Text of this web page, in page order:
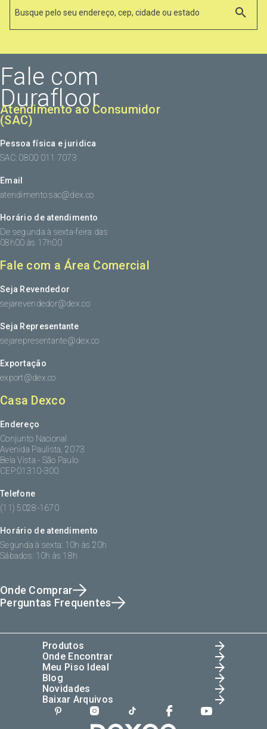
Fale com
Durafloor
Atendimento ao Consumidor
(SAC)
Pessoa física e juridica
SAC: 0800 011 7073
Email
atendimento.sac@dex.co
Horário de atendimento
De segunda à sexta-feira das
08h00 às 17h00
Fale com a Área Comercial
Seja Revendedor
sejarevendedor@dex.co
Seja Representante
sejarepresentante@dex.co
Exportação
export@dex.co
Casa Dexco
Endereço
Conjunto Nacional
Avenida Paulista, 2073
Bela Vista - São Paulo
CEP:01310-300
Telefone
(11) 5028-1670
Horário de atendimento
Segunda à sexta: 10h às 20h
Sábados: 10h às 18h
Onde Comprar
Perguntas Frequentes
Produtos
Onde Encontrar
Meu Piso Ideal
Blog
Novidades
Baixar Arquivos